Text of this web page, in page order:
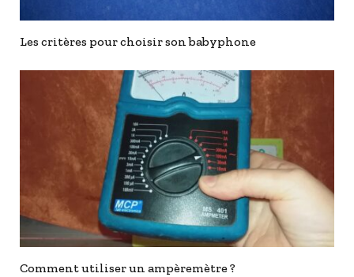
Les critères pour choisir son babyphone
Comment utiliser un ampèremètre ?